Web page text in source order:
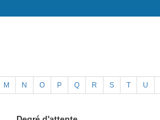
M N O P Q R S T U